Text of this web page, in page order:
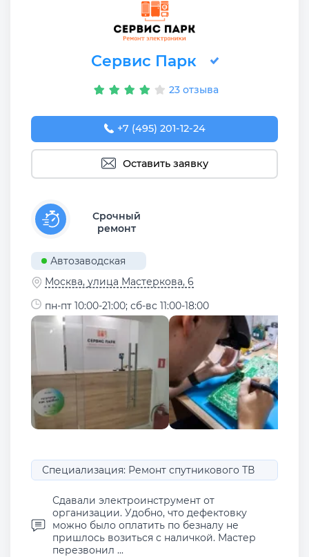
Сервис Парк
23 отзыва
+7 (495) 201-12-24
Оставить заявку
Срочный
ремонт
Автозаводская
Москва, улица Мастеркова, 6
пн-пт 10:00-21:00; сб-вс 11:00-18:00
Специализация: Ремонт спутникового ТВ
Сдавали электроинструмент от
организации. Удобно, что дефектовку
можно было оплатить по безналу не
пришлось возиться с наличкой. Мастер
перезвонил ...